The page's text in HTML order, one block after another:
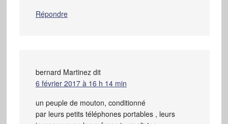
Répondre
bernard Martinez dit
6 février 2017 à 16 h 14 min
un peuple de mouton, conditionné
par leurs petits téléphones portables , leurs